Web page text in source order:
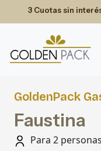
3 Cuotas sin
GoldenPack
Faustina
Para 2 personas